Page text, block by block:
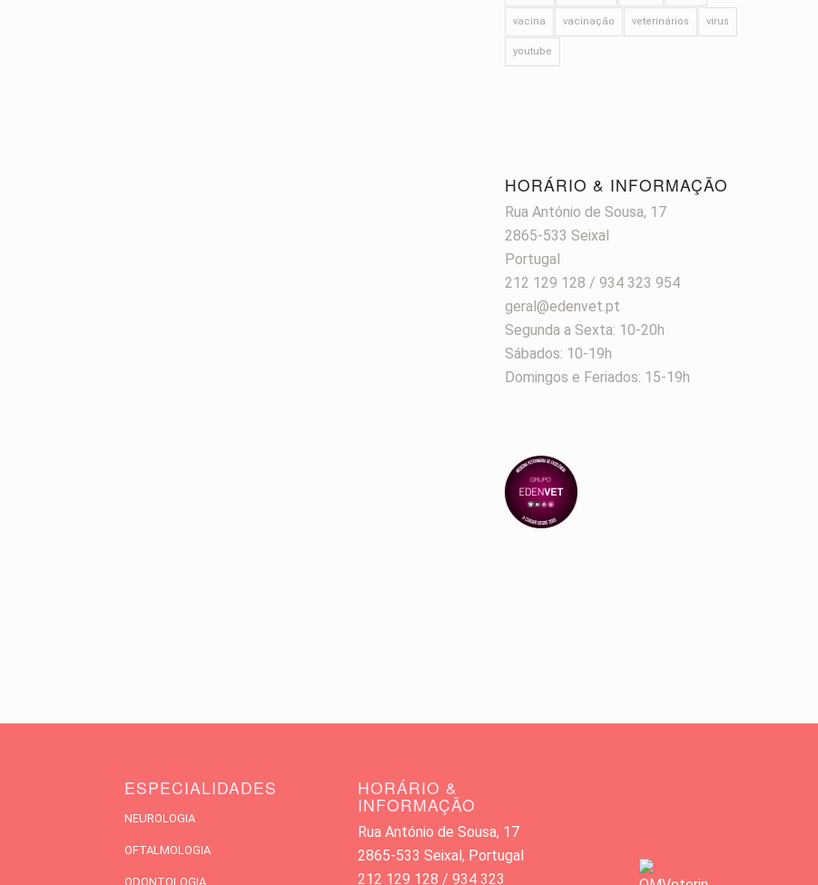
vacina vacinação veterinários vírus
youtube
HORÁRIO & INFORMAÇÃO
Rua António de Sousa, 17
2865-533 Seixal
Portugal
212 129 128 / 934 323 954
geral@edenvet.pt
Segunda a Sexta: 10-20h
Sábados: 10-19h
Domingos e Feriados: 15-19h
ESPECIALIDADES
NEUROLOGIA
OFTALMOLOGIA
ODONTOLOGIA
HORÁRIO &
INFORMAÇÃO
Rua António de Sousa, 17
2865-533 Seixal, Portugal
212 129 128 / 934 323